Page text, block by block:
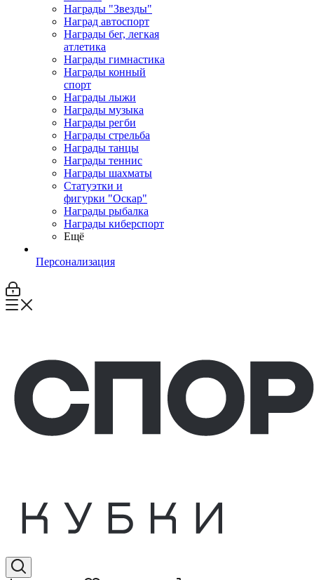
Награды "Звезды"
Наград автоспорт
Награды бег, легкая
атлетика
Награды гимнастика
Награды конный
спорт
Награды лыжи
Награды музыка
Награды регби
Награды стрельба
Награды танцы
Награды теннис
Награды шахматы
Статуэтки и
фигурки "Оскар"
Награды рыбалка
Награды киберспорт
Ещё
Персонализация